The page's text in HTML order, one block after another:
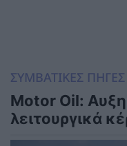
ΣΥΜΒΑΤΙΚΕΣ ΠΗΓΕΣ
Motor Oil:
λειτουργικά